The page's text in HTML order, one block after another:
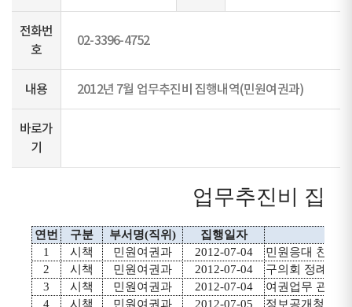
전화번
호
02-3396-4752
내용 2012년 7월 업무추진비 집행내역(민원여권과)
바로가
기